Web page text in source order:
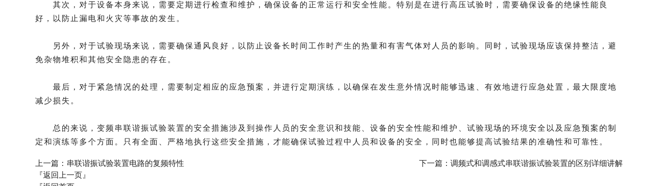
其次，对于设备本身来说，需要定期进行检查和维护，确保设备的正常运行和安全性能。特别是在进行高压试验时，需要确保设备的绝缘性能良
好，以防止漏电和火灾等事故的发生。
另外，对于试验现场来说，需要确保通风良好，以防止设备长时间工作时产生的热量和有害气体对人员的影响。同时，试验现场应该保持整洁，避
免杂物堆积和其他安全隐患的存在。
最后，对于紧急情况的处理，需要制定相应的应急预案，并进行定期演练，以确保在发生意外情况时能够迅速、有效地进行应急处置，最大限度地
减少损失。
总的来说，变频串联谐振试验装置的安全措施涉及到操作人员的安全意识和技能、设备的安全性能和维护、试验现场的环境安全以及应急预案的制
定和演练等多个方面。只有全面、严格地执行这些安全措施，才能确保试验过程中人员和设备的安全，同时也能够提高试验结果的准确性和可靠性。
上一篇： 串联谐振试验装置电路的复频特性 下一篇： 调频式和调感式串联谐振试验装置的区别详细讲解
『返回上一页』